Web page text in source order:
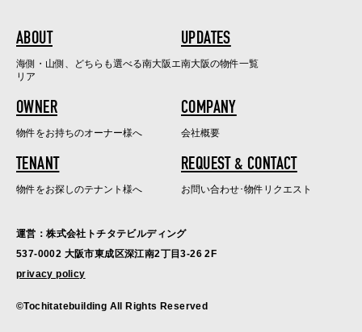
ABOUT
海側・山側、どちらも選べる南大阪エ
リア
UPDATES
南大阪の物件一覧
OWNER
物件をお持ちのオーナー様へ
COMPANY
会社概要
TENANT
物件をお探しのテナント様へ
REQUEST & CONTACT
お問い合わせ･物件リクエスト
運営：株式会社トチタテビルディング
537-0002 大阪市東成区深江南2丁目3-26 2F
privacy policy
©Tochitatebuilding All Rights Reserved